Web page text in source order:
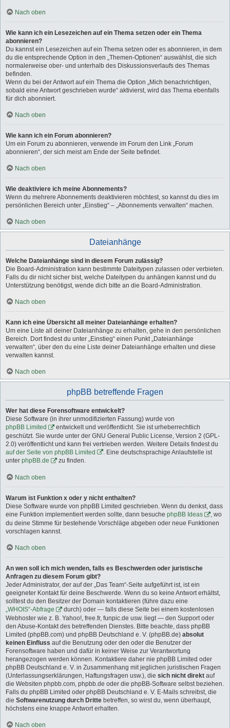
Nach oben
Wie kann ich ein Lesezeichen auf ein Thema setzen oder ein Thema
abonnieren?
Du kannst ein Lesezeichen auf ein Thema setzen oder es abonnieren, in dem
du die entsprechende Option in den „Themen-Optionen“ auswählst, die sich
normalerweise ober- und unterhalb des Diskussionsverlaufs des Themas
befinden.
Wenn du bei der Antwort auf ein Thema die Option „Mich benachrichtigen,
sobald eine Antwort geschrieben wurde“ aktivierst, wird das Thema ebenfalls
für dich abonniert.
Nach oben
Wie kann ich ein Forum abonnieren?
Um ein Forum zu abonnieren, verwende im Forum den Link „Forum
abonnieren“, der sich meist am Ende der Seite befindet.
Nach oben
Wie deaktiviere ich meine Abonnements?
Wenn du mehrere Abonnements deaktivieren möchtest, so kannst du dies im
persönlichen Bereich unter „Einstieg“ – „Abonnements verwalten“ machen.
Nach oben
Dateianhänge
Welche Dateianhänge sind in diesem Forum zulässig?
Die Board-Administration kann bestimmte Dateitypen zulassen oder verbieten.
Falls du dir nicht sicher bist, welche Dateitypen du anhängen kannst und du
Unterstützung benötigst, wende dich bitte an die Board-Administration.
Nach oben
Kann ich eine Übersicht all meiner Dateianhänge erhalten?
Um eine Liste all deiner Dateianhänge zu erhalten, gehe in den persönlichen
Bereich. Dort findest du unter „Einstieg“ einen Punkt „Dateianhänge
verwalten“, über den du eine Liste deiner Dateianhänge erhalten und diese
verwalten kannst.
Nach oben
phpBB betreffende Fragen
Wer hat diese Forensoftware entwickelt?
Diese Software (in ihrer unmodifizierten Fassung) wurde von
phpBB Limited
entwickelt und veröffentlicht. Sie ist urheberrechtlich
geschützt. Sie wurde unter der GNU General Public License, Version 2 (GPL-
2.0) veröffentlicht und kann frei vertrieben werden. Weitere Details findest du
auf der Seite von phpBB Limited
. Eine deutschsprachige Anlaufstelle ist
unter phpBB.de zu finden.
Nach oben
Warum ist Funktion x oder y nicht enthalten?
Diese Software wurde von phpBB Limited geschrieben. Wenn du denkst, dass
eine Funktion implementiert werden sollte, dann besuche phpBB Ideas
, wo
du deine Stimme für bestehende Vorschläge abgeben oder neue Funktionen
vorschlagen kannst.
Nach oben
An wen soll ich mich wenden, falls es Beschwerden oder juristische
Anfragen zu diesem Forum gibt?
Jeder Administrator, der auf der „Das Team“-Seite aufgeführt ist, ist ein
geeigneter Kontakt für deine Beschwerde. Wenn du so keine Antwort erhältst,
solltest du den Besitzer der Domain kontaktieren (führe dazu eine
„WHOIS“-Abfrage
durch) oder — falls diese Seite bei einem kostenlosen
Webhoster wie z. B. Yahoo!, free.fr, funpic.de usw. liegt — den Support oder
den Abuse-Kontakt des betreffenden Dienstes. Bitte beachte, dass phpBB
Limited (phpBB.com) und phpBB Deutschland e. V. (phpBB.de) absolut
keinen Einfluss auf die Benutzung oder den oder die Benutzer der
Forensoftware haben und dafür in keiner Weise zur Verantwortung
herangezogen werden können. Kontaktiere daher nie phpBB Limited oder
phpBB Deutschland e. V. in Zusammenhang mit jeglichen juristischen Fragen
(Unterlassungserklärungen, Haftungsfragen usw.), die sich nicht direkt auf
die Websiten phpbb.com, phpbb.de oder die phpBB-Software selbst beziehen.
Falls du phpBB Limited oder phpBB Deutschland e. V. E-Mails schreibst, die
die Softwarenutzung durch Dritte betreffen, so wirst du, wenn überhaupt,
höchstens eine knappe Antwort erhalten.
Nach oben